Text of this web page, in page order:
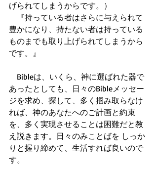
げられてしまうからです。）
『持っている者はさらに与えられて
豊かになり、持たない者は持っている
ものまでも取り上げられてしまうから
です。』
Bibleは、いくら、神に選ばれた器で
あったとしても、日々のBibleメッセー
ジを求め、探して、多く掴み取らなけ
れば、神のあなたへのご計画と約束
を、多く実現させることは困難だと教
え説きます。日々のみことばを しっか
りと握り締めて、生活すれば良いので
す。